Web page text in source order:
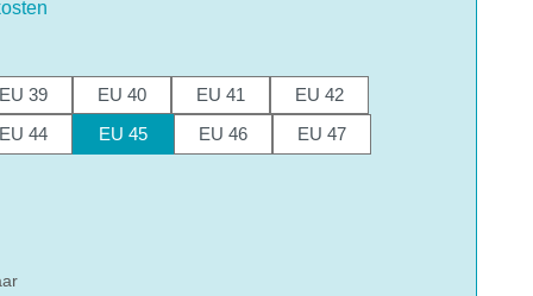
EU 39 EU 40 EU 41
EU 42
EU 44 EU 45 EU 46 EU 47